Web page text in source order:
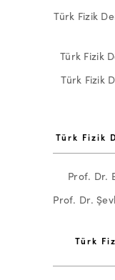
Türk Fizik
Türk Fizik
Türk Fizik
Türk Fizik
Prof. Dr.
Prof. Dr.
Türk